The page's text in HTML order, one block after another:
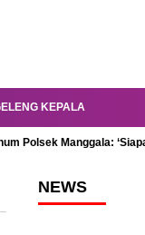
KEPALA
Polsek Manggala:
NEWS